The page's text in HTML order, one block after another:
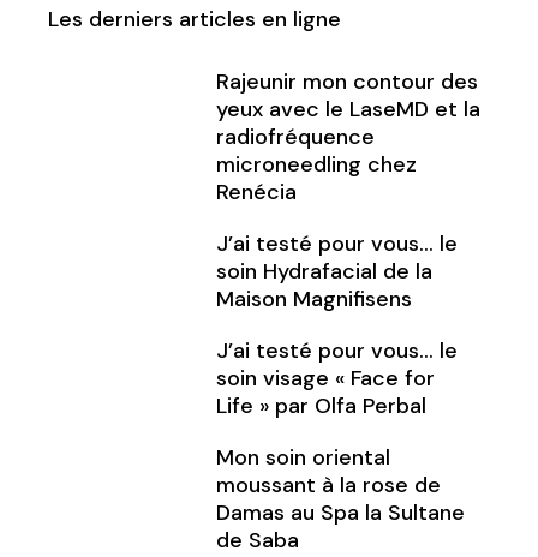
Les derniers articles en ligne
Rajeunir mon contour des
yeux avec le LaseMD et la
radiofréquence
microneedling chez
Renécia
J’ai testé pour vous… le
soin Hydrafacial de la
Maison Magnifisens
J’ai testé pour vous… le
soin visage « Face for
Life » par Olfa Perbal
Mon soin oriental
moussant à la rose de
Damas au Spa la Sultane
de Saba